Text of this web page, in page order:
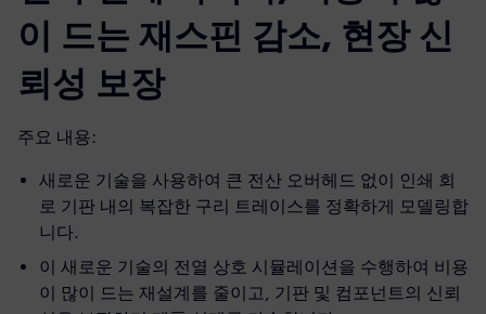
이 드는 재스핀 감소, 현장 신
뢰성 보장
주요 내용:
새로운 기술을 사용하여 큰 전산 오버헤드 없이 인쇄 회
로 기판 내의 복잡한 구리 트레이스를 정확하게 모델링합
니다.
이 새로운 기술의 전열 상호 시뮬레이션을 수행하여 비용
이 많이 드는 재설계를 줄이고, 기판 및 컴포넌트의 신뢰